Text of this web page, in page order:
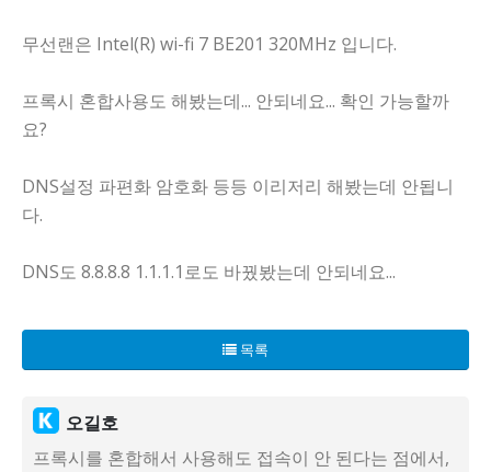
무선랜은 Intel(R) wi-fi 7 BE201 320MHz 입니다.
프록시 혼합사용도 해봤는데... 안되네요... 확인 가능할까
요?
DNS설정 파편화 암호화 등등 이리저리 해봤는데 안됩니
다.
DNS도 8.8.8.8 1.1.1.1로도 바꿨봤는데 안되네요...
목록
오길호
프록시를 혼합해서 사용해도 접속이 안 된다는 점에서,